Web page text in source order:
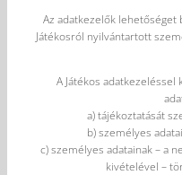
Az adatkezelők lehetőséget
Játékosról nyilvántartott
A Játékos
a) tájékoztatását
b) személyes
c) személyes adatainak – a
kivételével –